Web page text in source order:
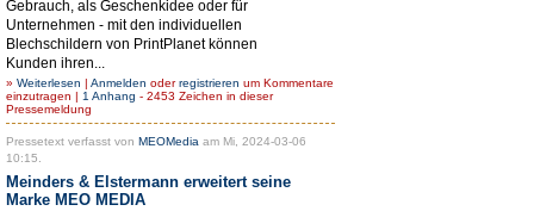
Gebrauch, als Geschenkidee oder für
Unternehmen - mit den individuellen
Blechschildern von PrintPlanet können
Kunden ihren...
» Weiterlesen | Anmelden oderregistrieren um Kommentare
einzutragen | 1 Anhang - 2453 Zeichen in dieser
Pressemeldung
Pressetext verfasst von MEOMedia am Mi, 2024-03-06
10:15.
Meinders & Elstermann erweitert seine
Marke MEO MEDIA